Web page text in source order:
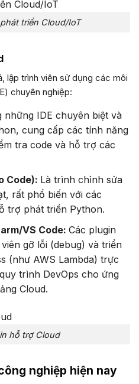
triển Cloud/IoT
lập trình viên sử dụng các môi
chuyên nghiệp:
những IDE chuyên biệt và
cung cấp các tính năng
tra code và hỗ trợ các
Code): Là trình chỉnh sửa
rất phổ biến với các
trợ phát triển Python.
VS Code: Các plugin
gỡ lỗi (debug) và triển
(như AWS Lambda) trực
trình DevOps cho ứng
Cloud.
hỗ trợ Cloud
nghiệp hiện nay